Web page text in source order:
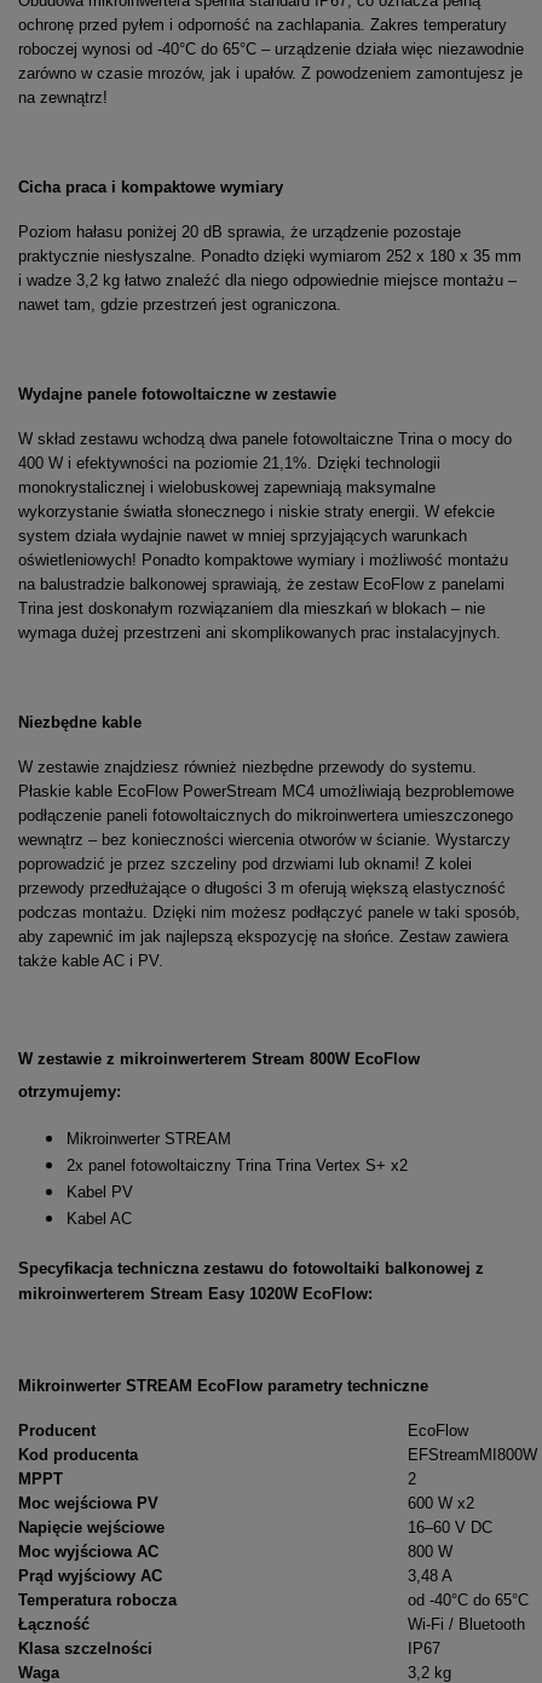
ochronę przed pyłem i odporność na zachlapania. Zakres temperatury
roboczej wynosi od -40°C do 65°C – urządzenie działa więc niezawodnie
zarówno w czasie mrozów, jak i upałów. Z powodzeniem zamontujesz je
na zewnątrz!
Cicha praca i kompaktowe wymiary
Poziom hałasu poniżej 20 dB sprawia, że urządzenie pozostaje
praktycznie niesłyszalne. Ponadto dzięki wymiarom 252 x 180 x 35 mm
i wadze 3,2 kg łatwo znaleźć dla niego odpowiednie miejsce montażu –
nawet tam, gdzie przestrzeń jest ograniczona.
Wydajne panele fotowoltaiczne w zestawie
W skład zestawu wchodzą dwa panele fotowoltaiczne Trina o mocy do
400 W i efektywności na poziomie 21,1%. Dzięki technologii
monokrystalicznej i wielobuskowej zapewniają maksymalne
wykorzystanie światła słonecznego i niskie straty energii. W efekcie
system działa wydajnie nawet w mniej sprzyjających warunkach
oświetleniowych! Ponadto kompaktowe wymiary i możliwość montażu
na balustradzie balkonowej sprawiają, że zestaw EcoFlow z panelami
Trina jest doskonałym rozwiązaniem dla mieszkań w blokach – nie
wymaga dużej przestrzeni ani skomplikowanych prac instalacyjnych.
Niezbędne kable
W zestawie znajdziesz również niezbędne przewody do systemu.
Płaskie kable EcoFlow PowerStream MC4 umożliwiają bezproblemowe
podłączenie paneli fotowoltaicznych do mikroinwertera umieszczonego
wewnątrz – bez konieczności wiercenia otworów w ścianie. Wystarczy
poprowadzić je przez szczeliny pod drzwiami lub oknami! Z kolei
przewody przedłużające o długości 3 m oferują większą elastyczność
podczas montażu. Dzięki nim możesz podłączyć panele w taki sposób,
aby zapewnić im jak najlepszą ekspozycję na słońce. Zestaw zawiera
także kable AC i PV.
W zestawie z mikroinwerterem Stream 800W EcoFlow
otrzymujemy:
Mikroinwerter STREAM
2x panel fotowoltaiczny Trina Trina Vertex S+ x2
Kabel PV
Kabel AC
Specyfikacja techniczna zestawu do fotowoltaiki balkonowej z
mikroinwerterem Stream Easy 1020W EcoFlow:
Mikroinwerter STREAM EcoFlow parametry techniczne
Producent
EcoFlow
Kod producenta
EFStreamMI800W
MPPT
2
Moc wejściowa PV
600 W x2
Napięcie wejściowe
16–60 V DC
Moc wyjściowa AC
800 W
Prąd wyjściowy AC
3,48 A
Temperatura robocza
od -40°C do 65°C
Łączność
Wi-Fi / Bluetooth
Klasa szczelności
IP67
Waga
3,2 kg